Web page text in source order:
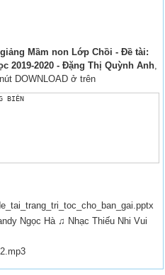
Mầm non Lớp Chồi - Đề tài:
2019-2020 - Đặng Thị Quỳnh Anh,
DOWNLOAD ở trên
BIÊN
tóc cho búp bê
vài chi tiết phụ và sắp xếp trang
năng buộc tết tóc, kỹ năng bóc
mình để trang trí lớp học
lý
tạo khi trang trí tóc cho búp bê
Ngọc Hà ♫ Nhạc Thiếu Nhi Vui